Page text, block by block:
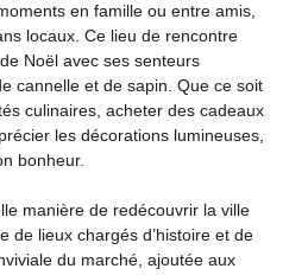
en famille ou entre amis,
locaux. Ce lieu de rencontre
Noël avec ses senteurs
cannelle et de sapin. Que ce soit
culinaires, acheter des cadeaux
les décorations lumineuses,
bonheur.
manière de redécouvrir la ville
de lieux chargés d’histoire et de
du marché, ajoutée aux